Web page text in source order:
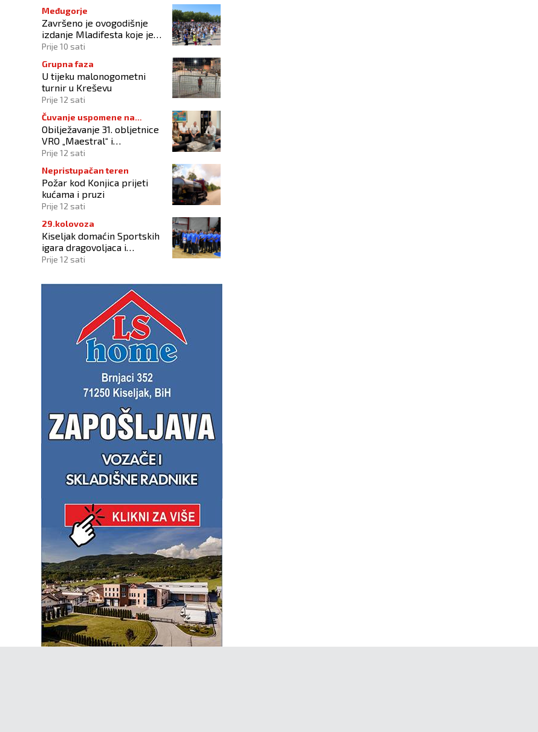
Međugorje
Završeno je ovogodišnje
izdanje Mladifesta koje je
okupilo mlade iz 73 zemlje
Prije 10 sati
Grupna faza
U tijeku malonogometni
turnir u Kreševu
Prije 12 sati
Čuvanje uspomene na
branitelje
Obilježavanje 31. obljetnice
VRO „Maestral“ i
oslobođenja Jajca uz
Prije 12 sati
Nepristupačan teren
Požar kod Konjica prijeti
kućama i pruzi
Prije 12 sati
29.kolovoza
Kiseljak domaćin Sportskih
igara dragovoljaca i
veterana HVO-a ŽSB i Dana
Prije 12 sati